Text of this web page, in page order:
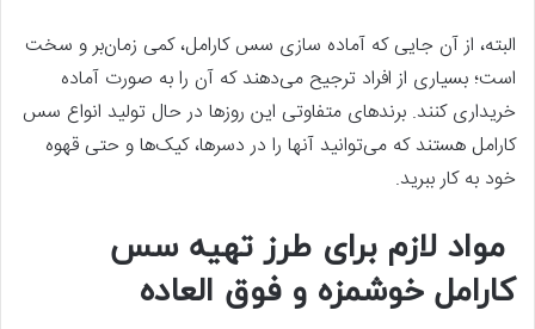
البته، از آن جایی که آماده سازی سس کارامل، کمی زمان‌بر و سخت
است؛ بسیاری از افراد ترجیح می‌دهند که آن را به صورت آماده
خریداری کنند. برندهای متفاوتی این روزها در حال تولید انواع سس
کارامل هستند که می‌توانید آنها را در دسرها، کیک‌ها و حتی قهوه
خود به کار ببرید.
مواد لازم برای طرز تهیه سس
کارامل خوشمزه و فوق العاده